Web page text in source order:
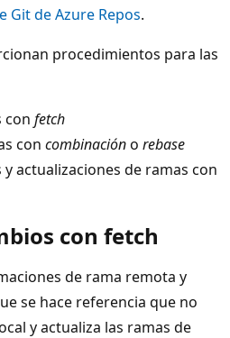
Git de Azure Repos.
procedimientos para las
con fetch
con combinacióno rebase
actualizaciones de ramas con
con fetch
de rama remota y
se hace referencia que no
y actualiza las ramas de